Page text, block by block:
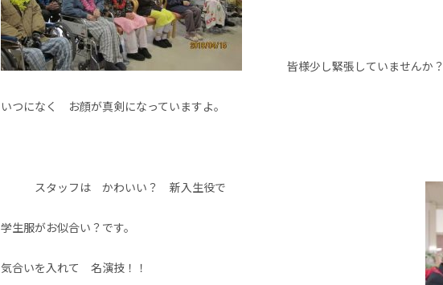
皆様少し緊張していませんか？
いつになく お顔が真剣になっていますよ。
スタッフは かわいい？ 新入生役で
学生服がお似合い？です。
気合いを入れて 名演技！！